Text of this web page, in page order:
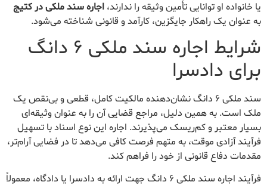
یا خانواده او توانایی تأمین وثیقه را ندارند، اجاره سند ملکی در کتیج
به عنوان یک راهکار جایگزین، کارآمد و قانونی شناخته می‌شود.
شرایط اجاره سند ملکی ۶ دانگ
برای دادسرا
سند ملکی ۶ دانگ نشان‌دهنده مالکیت کامل، قطعی و بی‌نقص یک
ملک است. به همین دلیل، مراجع قضایی آن را به عنوان وثیقه‌ای
بسیار معتبر و کم‌ریسک می‌پذیرند. اجاره این نوع اسناد با تسهیل
فرآیند آزادی موقت، به متهم فرصت کافی می‌دهد تا در فضایی آرام‌تر،
مقدمات دفاع قانونی از خود را فراهم کند.
فرآیند اجاره سند ملکی ۶ دانگ جهت ارائه به دادسرا یا دادگاه، معمولاً